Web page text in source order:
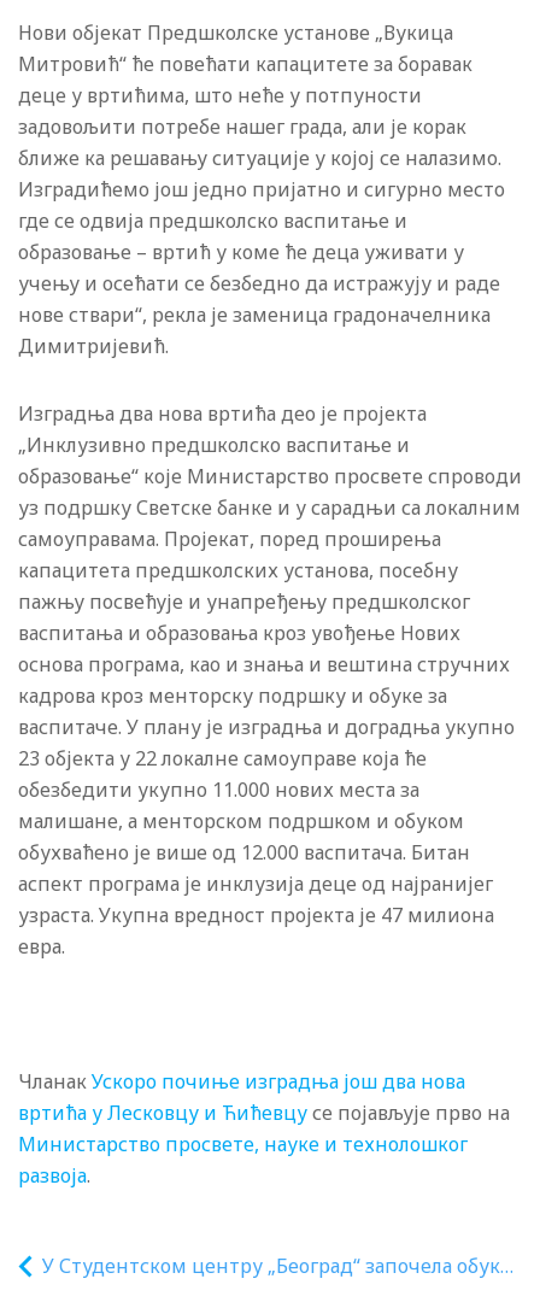
Нови објекат Предшколске установе „Вукица
Митровић“ ће повећати капацитете за боравак
деце у вртићима, што неће у потпуности
задовољити потребе нашег града, али је корак
ближе ка решавању ситуације у којој се налазимо.
Изградићемо још једно пријатно и сигурно место
где се одвија предшколско васпитање и
образовање – вртић у коме ће деца уживати у
учењу и осећати се безбедно да истражују и раде
нове ствари“, рекла је заменица градоначелника
Димитријевић.
Изградња два нова вртића део је пројекта
„Инклузивно предшколско васпитање и
образовање“ које Министарство просвете спроводи
уз подршку Светске банке и у сарадњи са локалним
самоуправама. Пројекат, поред проширења
капацитета предшколских установа, посебну
пажњу посвећује и унапређењу предшколског
васпитања и образовања кроз увођење Нових
основа програма, као и знања и вештина стручних
кадрова кроз менторску подршку и обуке за
васпитаче. У плану је изградња и доградња укупно
23 објекта у 22 локалне самоуправе која ће
обезбедити укупно 11.000 нових места за
малишане, а менторском подршком и обуком
обухваћено је више од 12.000 васпитача. Битан
аспект програма је инклузија деце од најранијег
узраста. Укупна вредност пројекта је 47 милиона
евра.
ЧланакУскоро почиње изградња још два нова
вртића у Лесковцу и Ћићевцусе појављује прво на
Министарство просвете, науке и технолошког
развоја.
У Студентском центру „Београд“ започела обука